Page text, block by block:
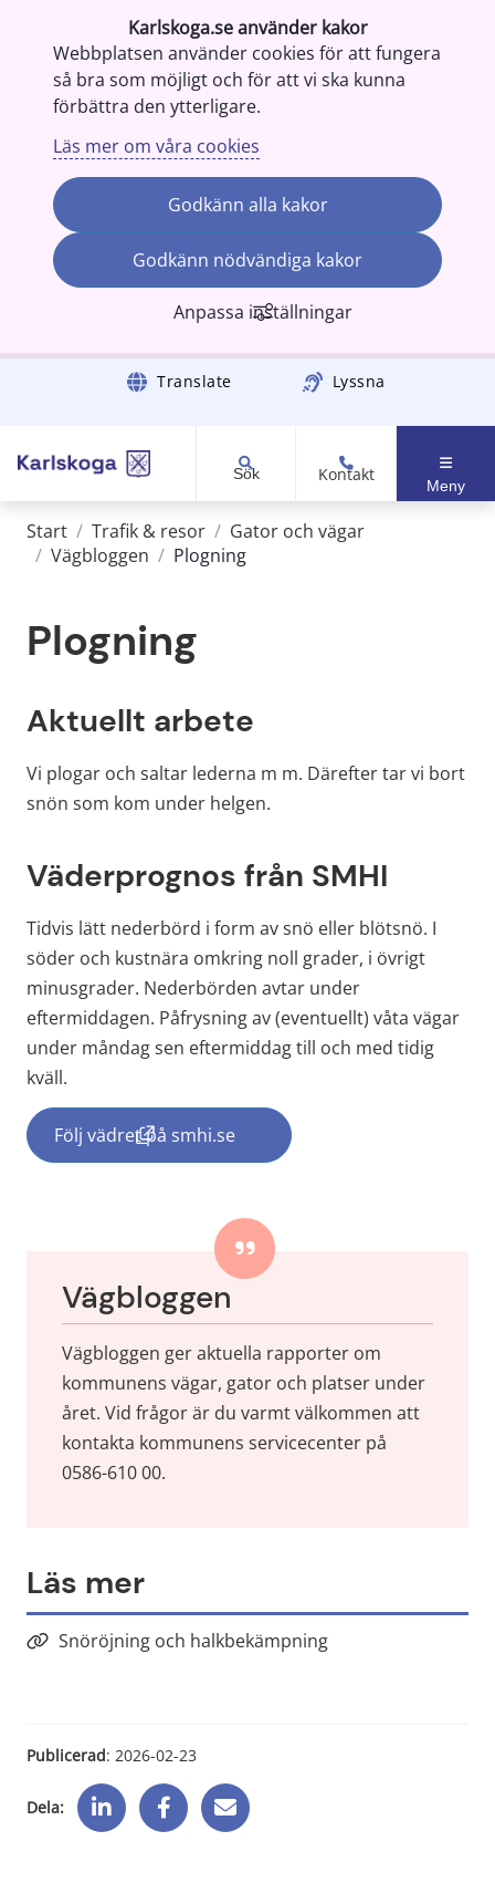
Karlskoga.se använder kakor
Webbplatsen använder cookies för att fungera
så bra som möjligt och för att vi ska kunna
förbättra den ytterligare.
Läs mer om våra cookies
Godkänn alla kakor
Godkänn nödvändiga kakor
Anpassa inställningar
Gå till innehåll Translate Lyssna
Sök Kontakt
Meny
Start / Trafik & resor / Gator och vägar
/ Vägbloggen / Plogning
Plogning
Aktuellt arbete
Vi plogar och saltar lederna m m. Därefter tar vi bort
snön som kom under helgen.
Väderprognos från SMHI
Tidvis lätt nederbörd i form av snö eller blötsnö. I
söder och kustnära omkring noll grader, i övrigt
minusgrader. Nederbörden avtar under
eftermiddagen. Påfrysning av (eventuellt) våta vägar
under måndag sen eftermiddag till och med tidig
kväll.
Följ vädret på smhi.se(länk till annan webbplats, öppnas i nytt
Vägbloggen
Vägbloggen ger aktuella rapporter om
kommunens vägar, gator och platser under
året. Vid frågor är du varmt välkommen att
kontakta kommunens servicecenter på
0586-610 00.
Läs mer
Snöröjning och halkbekämpning
Publicerad: 2026-02-23
Dela: